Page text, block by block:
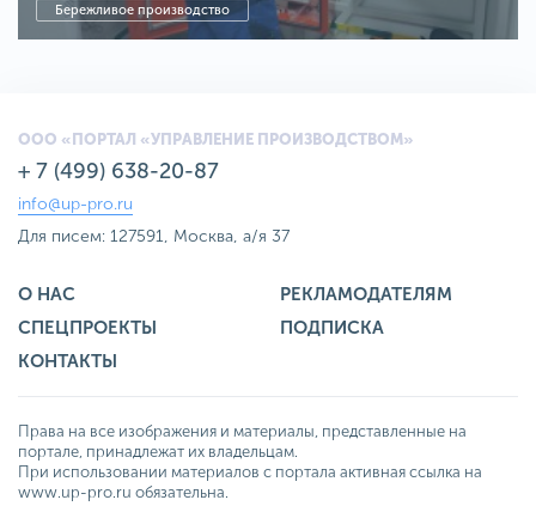
Бережливое производство
ООО «ПОРТАЛ «УПРАВЛЕНИЕ ПРОИЗВОДСТВОМ»
+ 7 (499) 638-20-87
info@up-pro.ru
Для писем: 127591, Москва, а/я 37
О НАС
РЕКЛАМОДАТЕЛЯМ
СПЕЦПРОЕКТЫ
ПОДПИСКА
КОНТАКТЫ
Права на все изображения и материалы, представленные на
портале, принадлежат их владельцам.
При использовании материалов с портала активная ссылка на
www.up-pro.ru обязательна.